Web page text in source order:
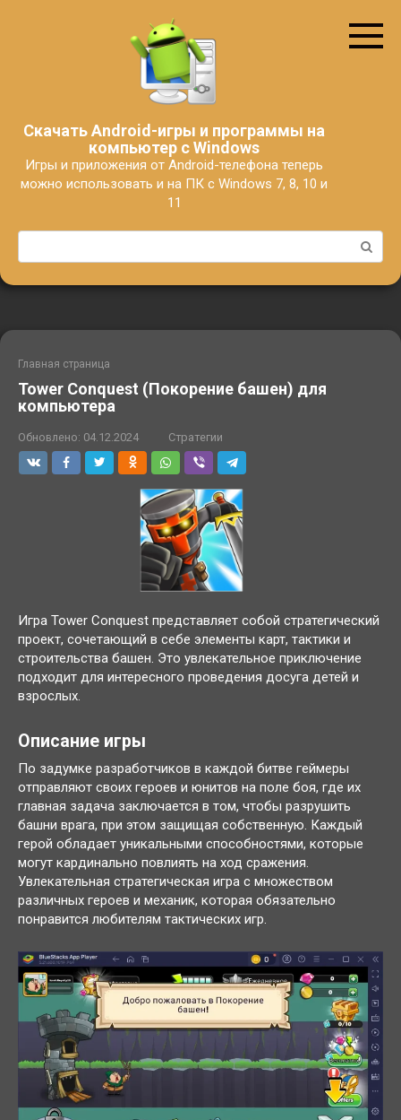
Скачать Android-игры и программы на
компьютер с Windows
Игры и приложения от Android-телефона теперь
можно использовать и на ПК с Windows 7, 8, 10 и
11
Поиск:
Главная страница
Tower Conquest (Покорение башен) для
компьютера
Обновлено: 04.12.2024 Стратегии
Игра Tower Conquest представляет собой стратегический
проект, сочетающий в себе элементы карт, тактики и
строительства башен. Это увлекательное приключение
подходит для интересного проведения досуга детей и
взрослых.
Описание игры
По задумке разработчиков в каждой битве геймеры
отправляют своих героев и юнитов на поле боя, где их
главная задача заключается в том, чтобы разрушить
башни врага, при этом защищая собственную. Каждый
герой обладает уникальными способностями, которые
могут кардинально повлиять на ход сражения.
Увлекательная стратегическая игра с множеством
различных героев и механик, которая обязательно
понравится любителям тактических игр.